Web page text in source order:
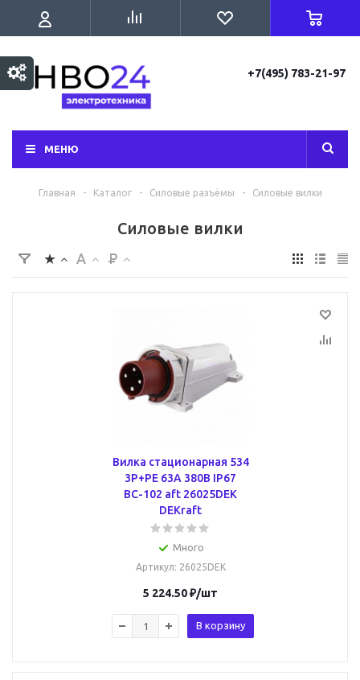
+7(495) 783-21-97
МЕНЮ
Главная - Каталог - Силовые разъёмы - Силовые вилки
Силовые вилки
Вилка стационарная 534
3Р+РЕ 63А 380В IP67
ВС-102 aft 26025DEK
DEKraft
Много
Артикул: 26025DEK
5 224.50₽/шт
В корзину